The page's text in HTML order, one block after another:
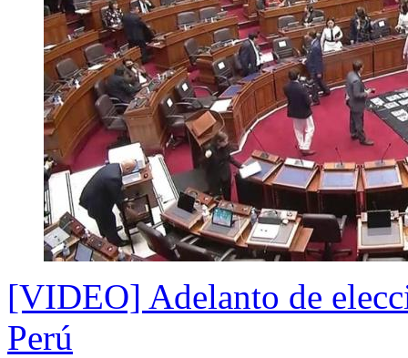
[VIDEO] Adelanto de
Perú